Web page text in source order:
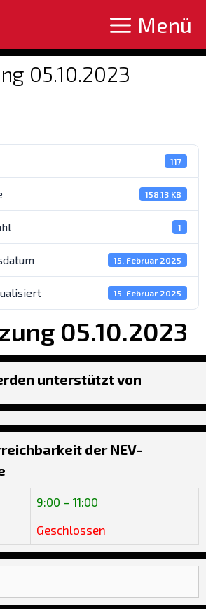
Menü
05.10.2023
117
158.13 KB
1
15. Februar 2025
15. Februar 2025
05.10.2023
unterstützt von
der NEV-
9:00 – 11:00
Geschlossen